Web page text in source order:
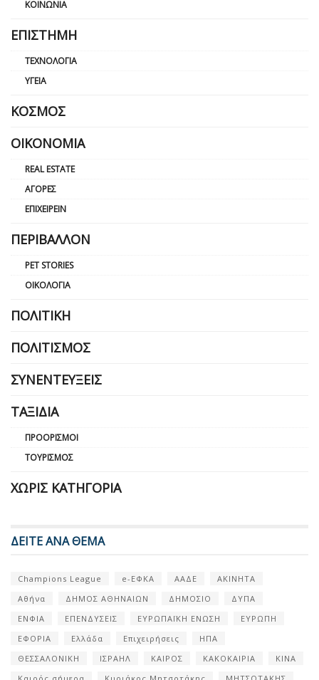
ΚΟΙΝΩΝΊΑ
ΕΠΙΣΤΉΜΗ
ΤΕΧΝΟΛΟΓΊΑ
ΥΓΕΊΑ
ΚΌΣΜΟΣ
ΟΙΚΟΝΟΜΊΑ
REAL ESTATE
ΑΓΟΡΈΣ
ΕΠΙΧΕΙΡΕΊΝ
ΠΕΡΙΒΆΛΛΟΝ
PET STORIES
ΟΙΚΟΛΟΓΊΑ
ΠΟΛΙΤΙΚΉ
ΠΟΛΙΤΙΣΜΌΣ
ΣΥΝΕΝΤΕΎΞΕΙΣ
ΤΑΞΊΔΙΑ
ΠΡΟΟΡΙΣΜΟΊ
ΤΟΥΡΙΣΜΌΣ
ΧΩΡΊΣ ΚΑΤΗΓΟΡΊΑ
ΔΕΙΤΕ ΑΝΑ ΘΕΜΑ
Champions League e-ΕΦΚΑ ΑΑΔΕ
ΑΚΙΝΗΤΑ
Αθήνα
ΔΗΜΟΣ ΑΘΗΝΑΙΩΝ ΔΗΜΟΣΙΟ
ΔΥΠΑ
ΕΝΦΙΑ
ΕΠΕΝΔΥΣΕΙΣ ΕΥΡΩΠΑΪΚΗ ΕΝΩΣΗ
ΕΥΡΩΠΗ
ΕΦΟΡΙΑ
Ελλάδα Επιχειρήσεις
ΗΠΑ
ΘΕΣΣΑΛΟΝΙΚΗ
ΙΣΡΑΗΛ ΚΑΙΡΟΣ ΚΑΚΟΚΑΙΡΙΑ
ΚΙΝΑ